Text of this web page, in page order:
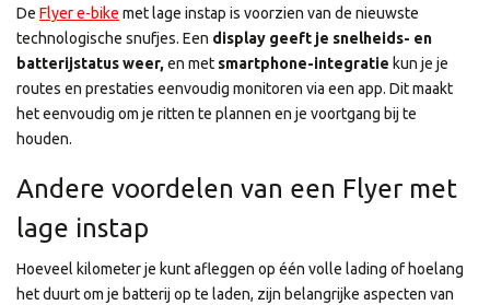
De Flyer e-bike met lage instap is voorzien van de nieuwste
technologische snufjes. Een display geeft je snelheids- en
batterijstatus weer,en met smartphone-integratie kun je je
routes en prestaties eenvoudig monitoren via een app. Dit maakt
het eenvoudig om je ritten te plannen en je voortgang bij te
houden.
Andere voordelen van een Flyer met
lage instap
Hoeveel kilometer je kunt afleggen op één volle lading of hoelang
het duurt om je batterij op te laden, zijn belangrijke aspecten van